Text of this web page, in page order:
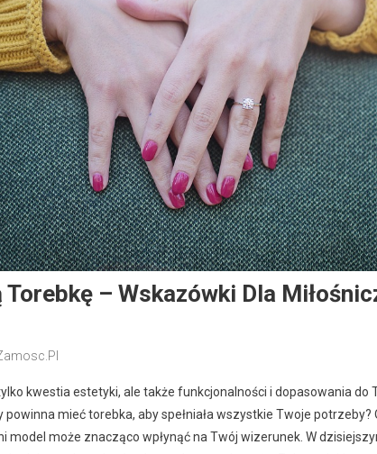
– Wskazówki Dla
kwestia estetyki, ale także funkcjonalności i dopasowania do
powinna mieć torebka, aby spełniała wszystkie Twoje
model może znacząco wpłynąć na Twój wizerunek. W